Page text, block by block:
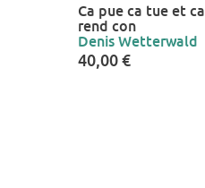
Ca pue ca tue et ca
rend con
Denis Wetterwald
40,00 €